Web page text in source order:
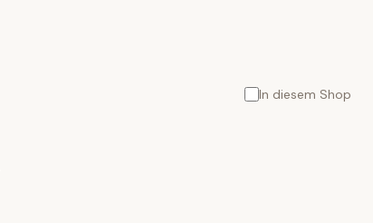
In diesem Shop